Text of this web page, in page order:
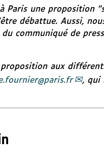
Paris une proposition
débattue. Aussi,
communiqué de
aux
, qui